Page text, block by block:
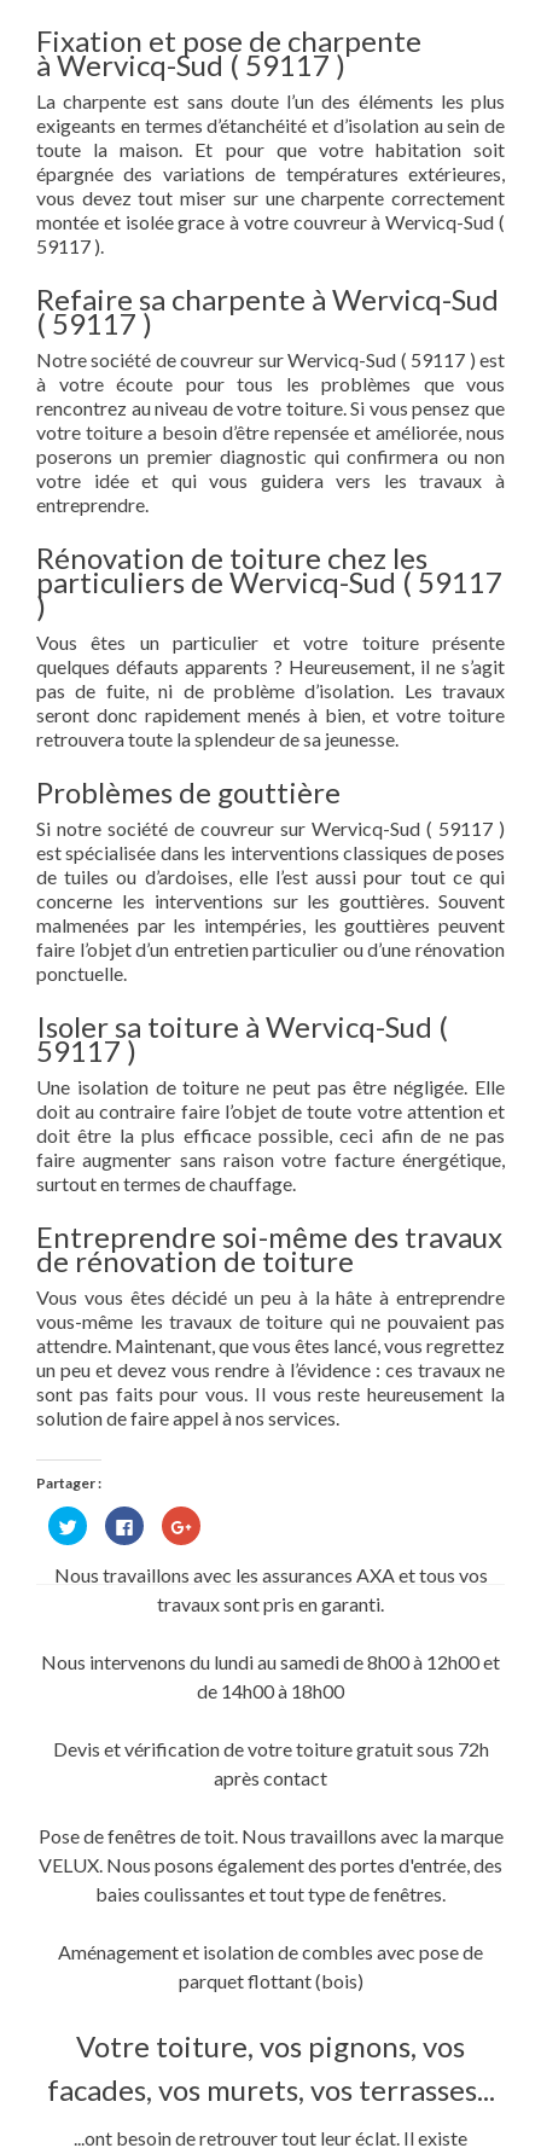
Fixation et pose de charpente
à Wervicq-Sud ( 59117 )
La charpente est sans doute l’un des éléments les plus
exigeants en termes d’étanchéité et d’isolation au sein de
toute la maison. Et pour que votre habitation soit
épargnée des variations de températures extérieures,
vous devez tout miser sur une charpente correctement
montée et isolée grace à votre couvreur à Wervicq-Sud (
59117 ).
Refaire sa charpente à Wervicq-Sud
( 59117 )
Notre société de couvreur sur Wervicq-Sud ( 59117 ) est
à votre écoute pour tous les problèmes que vous
rencontrez au niveau de votre toiture. Si vous pensez que
votre toiture a besoin d’être repensée et améliorée, nous
poserons un premier diagnostic qui confirmera ou non
votre idée et qui vous guidera vers les travaux à
entreprendre.
Rénovation de toiture chez les
particuliers de Wervicq-Sud ( 59117
)
Vous êtes un particulier et votre toiture présente
quelques défauts apparents ? Heureusement, il ne s’agit
pas de fuite, ni de problème d’isolation. Les travaux
seront donc rapidement menés à bien, et votre toiture
retrouvera toute la splendeur de sa jeunesse.
Problèmes de gouttière
Si notre société de couvreur sur Wervicq-Sud ( 59117 )
est spécialisée dans les interventions classiques de poses
de tuiles ou d’ardoises, elle l’est aussi pour tout ce qui
concerne les interventions sur les gouttières. Souvent
malmenées par les intempéries, les gouttières peuvent
faire l’objet d’un entretien particulier ou d’une rénovation
ponctuelle.
Isoler sa toiture à Wervicq-Sud (
59117 )
Une isolation de toiture ne peut pas être négligée. Elle
doit au contraire faire l’objet de toute votre attention et
doit être la plus efficace possible, ceci afin de ne pas
faire augmenter sans raison votre facture énergétique,
surtout en termes de chauffage.
Entreprendre soi-même des travaux
de rénovation de toiture
Vous vous êtes décidé un peu à la hâte à entreprendre
vous-même les travaux de toiture qui ne pouvaient pas
attendre. Maintenant, que vous êtes lancé, vous regrettez
un peu et devez vous rendre à l’évidence : ces travaux ne
sont pas faits pour vous. Il vous reste heureusement la
solution de faire appel à nos services.
Partager :
Cliquez
pour
partager
Twitter(ouvre
Cliquez
pour
partager
sur
Facebook(ouvre
dans
une
Cliquez
pour
Google+
dans
fenêtre)
Nous travaillons avec les assurances AXA et tous vos
travaux sont pris en garanti.
Nous intervenons du lundi au samedi de 8h00 à 12h00 et
de 14h00 à 18h00
Devis et vérification de votre toiture gratuit sous 72h
après contact
Pose de fenêtres de toit. Nous travaillons avec la marque
VELUX. Nous posons également des portes d'entrée, des
baies coulissantes et tout type de fenêtres.
Aménagement et isolation de combles avec pose de
parquet flottant (bois)
Votre toiture, vos pignons, vos
facades, vos murets, vos terrasses...
...ont besoin de retrouver tout leur éclat. Il existe